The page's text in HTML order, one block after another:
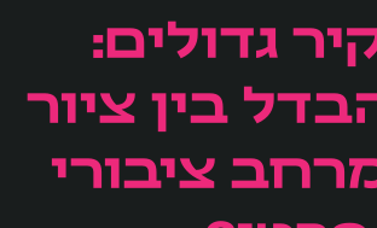
גדולים:
בין ציור
ציבורי